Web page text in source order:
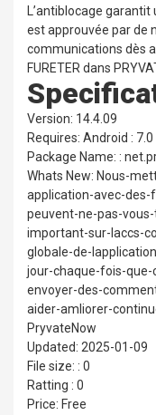
L’antiblocage
est approuvée par de
communications dès
FURETER dans
Version: 14.4.09
Requires: Android : 7.0
Package Name: :
Whats New: Nous-
application-avec-
peuvent-ne-pas-
important-sur-laccs-
globale-de-
jour-chaque-fois-
envoyer-des-
aider-amliorer-
PryvateNow
Updated: 2025-01-09
File size: : 0
Ratting : 0
Price: Free